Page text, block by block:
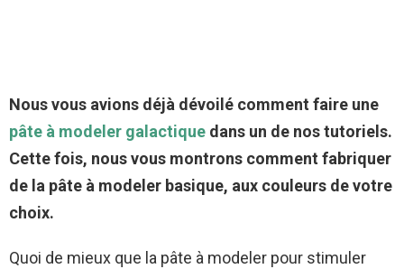
Nous vous avions déjà dévoilé comment faire une
pâte à modeler galactique dans un de nos tutoriels.
Cette fois, nous vous montrons comment fabriquer
de la pâte à modeler basique, aux couleurs de votre
choix.
Quoi de mieux que la pâte à modeler pour stimuler